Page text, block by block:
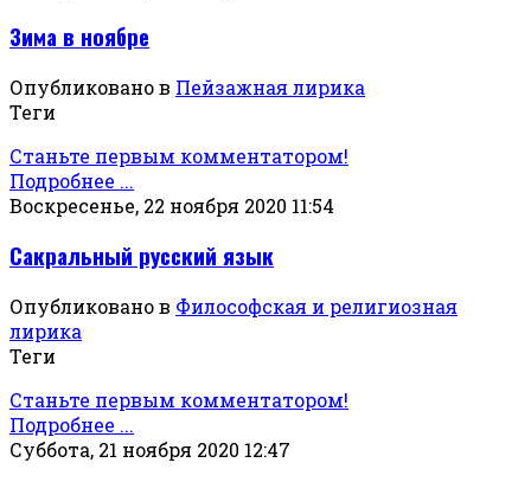
Зима в ноябре
Опубликовано в Пейзажная лирика
Теги
Станьте первым комментатором!
Подробнее ...
Воскресенье, 22 ноября 2020 11:54
Сакральный русский язык
Опубликовано в Философская и религиозная
лирика
Теги
Станьте первым комментатором!
Подробнее ...
Суббота, 21 ноября 2020 12:47